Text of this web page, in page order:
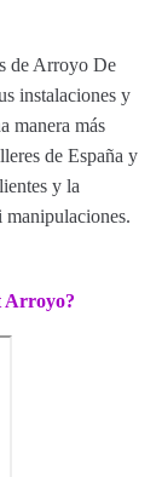
de Arroyo De
instalaciones y
manera más
de España y
y la
Arroyo?